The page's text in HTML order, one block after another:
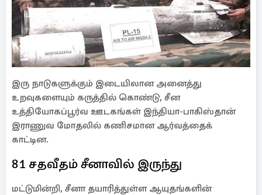
இரு நாடுகளுக்கும் இடையிலான அனைத்து
உறவுகளையும் கருத்தில் கொண்டு, சீன
உத்தியோகப்பூர்வ ஊடகங்கள் இந்தியா-பாகிஸ்தான்
இராணுவ மோதலில் கணிசமான ஆர்வத்தைக்
காட்டின.
81 சதவீதம் சீனாவில் இருந்து
மட்டுமின்றி, சீனா தயாரித்துள்ள ஆயுதங்களின்